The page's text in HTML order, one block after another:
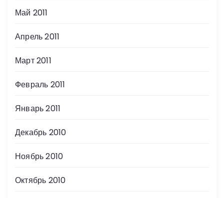
Май 2011
Апрель 2011
Март 2011
Февраль 2011
Январь 2011
Декабрь 2010
Ноябрь 2010
Октябрь 2010